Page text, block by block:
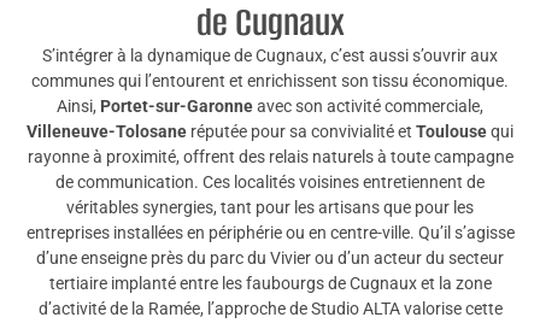
de Cugnaux
S’intégrer à la dynamique de Cugnaux, c’est aussi s’ouvrir aux
communes qui l’entourent et enrichissent son tissu économique.
Ainsi, Portet-sur-Garonneavec son activité commerciale,
Villeneuve-Tolosane réputée pour sa convivialité et Toulousequi
rayonne à proximité, offrent des relais naturels à toute campagne
de communication. Ces localités voisines entretiennent de
véritables synergies, tant pour les artisans que pour les
entreprises installées en périphérie ou en centre-ville. Qu’il s’agisse
d’une enseigne près du parc du Vivier ou d’un acteur du secteur
tertiaire implanté entre les faubourgs de Cugnaux et la zone
d’activité de la Ramée, l’approche de Studio ALTA valorise cette